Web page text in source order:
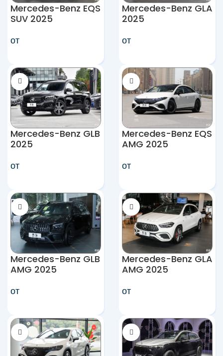
Mercedes-Benz EQS
SUV 2025
от
Mercedes-Benz GLA
2025
от
Mercedes-Benz GLB
2025
от
Mercedes-Benz EQS
AMG 2025
от
Mercedes-Benz GLB
AMG 2025
от
Mercedes-Benz GLA
AMG 2025
от